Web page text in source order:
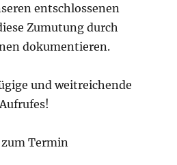
entschlossenen
Zumutung durch
dokumentieren.
und weitreichende
Termin